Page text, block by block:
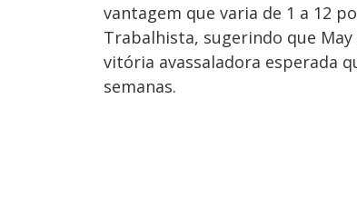
vantagem que varia de 1 a 12
Trabalhista, sugerindo que
vitória avassaladora esperada
semanas.